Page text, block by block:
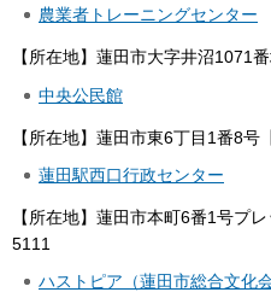
農業者トレーニングセンター
【所在地】蓮田市大字井沼1071
中央公民館
【所在地】蓮田市東6丁目1番8
蓮田駅西口行政センター
【所在地】蓮田市本町6番1号プ
5111
ハストピア（蓮田市総合文化会